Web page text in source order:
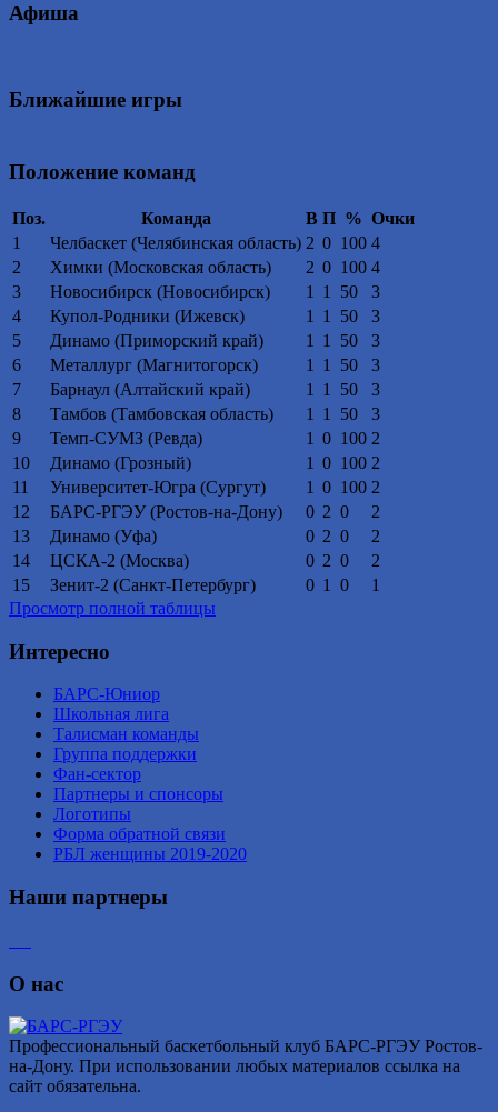
Афиша
Ближайшие игры
Положение команд
Поз. Команда В П % Очки
1
Челбаскет (Челябинская область) 2 0 100 4
2
Химки (Московская область) 2 0 100 4
3
Новосибирск (Новосибирск) 1 1 50
3
4
Купол-Родники (Ижевск) 1 1 50
3
5
Динамо (Приморский край) 1 1 50
3
6
Металлург (Магнитогорск) 1 1 50
3
7
Барнаул (Алтайский край) 1 1 50
3
8
Тамбов (Тамбовская область) 1 1 50
3
9
Темп-СУМЗ (Ревда) 1 0 100 2
10
Динамо (Грозный) 1 0 100 2
11
Университет-Югра (Сургут) 1 0 100 2
12
БАРС-РГЭУ (Ростов-на-Дону) 0 2 0
2
13
Динамо (Уфа) 0 2 0
2
14
ЦСКА-2 (Москва) 0 2 0
2
15
Зенит-2 (Санкт-Петербург) 0 1 0
1
Просмотр полной таблицы
Интересно
БАРС-Юниор
Школьная лига
Талисман команды
Группа поддержки
Фан-сектор
Партнеры и спонсоры
Логотипы
Форма обратной связи
РБЛ женщины 2019-2020
Наши партнеры
О нас
Профессиональный баскетбольный клуб БАРС-РГЭУ Ростов-
на-Дону. При использовании любых материалов ссылка на
сайт обязательна.